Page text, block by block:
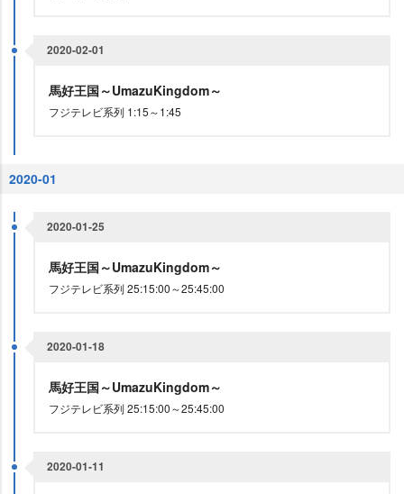
2020-02-01
馬好王国～UmazuKingdom～
フジテレビ系列 1:15～1:45
2020-01
2020-01-25
馬好王国～UmazuKingdom～
フジテレビ系列 25:15:00～25:45:00
2020-01-18
馬好王国～UmazuKingdom～
フジテレビ系列 25:15:00～25:45:00
2020-01-11